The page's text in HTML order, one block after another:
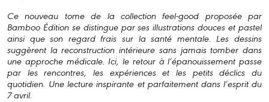
Ce nouveau tome de la collection feel-good proposée par
Bamboo Édition se distingue par ses illustrations douces et pastel
ainsi que son regard frais sur la santé mentale. Les dessins
suggèrent la reconstruction intérieure sans jamais tomber dans
une approche médicale. Ici, le retour à l’épanouissement passe
par les rencontres, les expériences et les petits déclics du
quotidien. Une lecture inspirante et parfaitement dans l’esprit du
7 avril.